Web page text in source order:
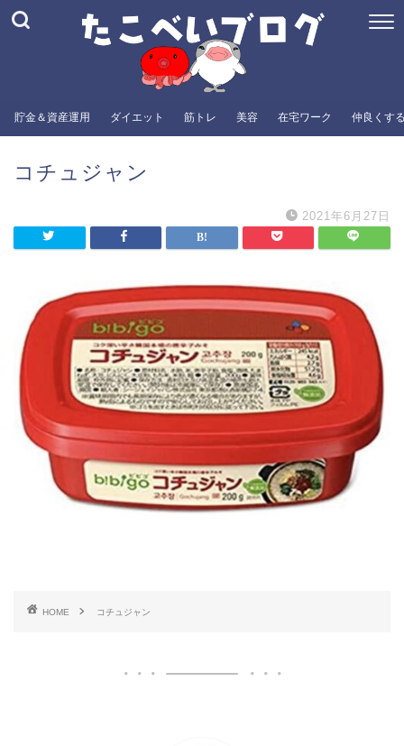
貯金＆資産運用 ダイエット 筋トレ 美容 在宅ワーク 仲良くす
コチュジャン
2021年6月27日
HOME コチュジャン